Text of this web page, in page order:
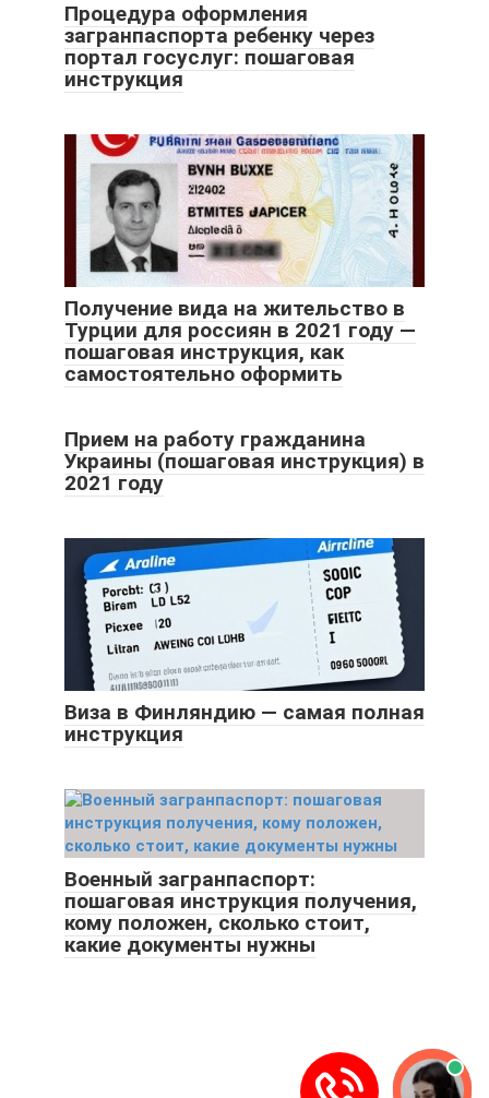
Процедура оформления
загранпаспорта ребенку через
портал госуслуг: пошаговая
инструкция
Получение вида на жительство в
Турции для россиян в 2021 году —
пошаговая инструкция, как
самостоятельно оформить
Прием на работу гражданина
Украины (пошаговая инструкция) в
2021 году
Виза в Финляндию — самая полная
инструкция
Военный загранпаспорт:
пошаговая инструкция получения,
кому положен, сколько стоит,
какие документы нужны